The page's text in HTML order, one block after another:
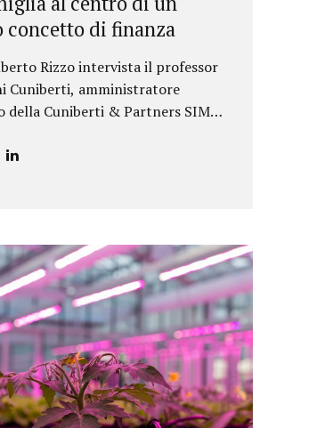
concetto di finanza
Rizzo intervista il professor
Cuniberti, amministratore
della Cuniberti & Partners SIM